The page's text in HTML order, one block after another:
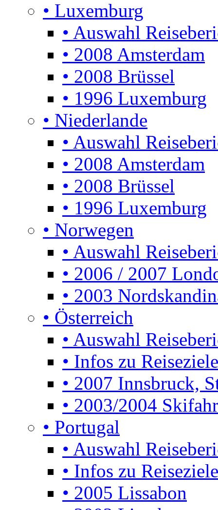
• Luxemburg
• Auswahl
• 2008 Amsterdam
• 2008 Brüssel
• 1996 Luxemburg
• Niederlande
• Auswahl
• 2008 Amsterdam
• 2008 Brüssel
• 1996 Luxemburg
• Norwegen
• Auswahl
• 2006 / 2007
• 2003
• Österreich
• Auswahl
• Infos zu
• 2007 Innsbruck,
• 2003/2004
• Portugal
• Auswahl
• Infos zu
• 2005 Lissabon